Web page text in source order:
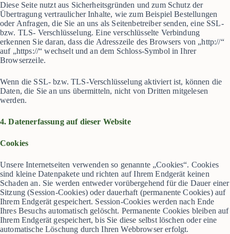
Diese Seite nutzt aus Sicherheitsgründen und zum Schutz der
Übertragung vertraulicher Inhalte, wie zum Beispiel Bestellungen
oder Anfragen, die Sie an uns als Seitenbetreiber senden, eine SSL-
bzw. TLS- Verschlüsselung. Eine verschlüsselte Verbindung
erkennen Sie daran, dass die Adresszeile des Browsers von „http://“
auf „https://“ wechselt und an dem Schloss-Symbol in Ihrer
Browserzeile.
Wenn die SSL- bzw. TLS-Verschlüsselung aktiviert ist, können die
Daten, die Sie an uns übermitteln, nicht von Dritten mitgelesen
werden.
4. Datenerfassung auf dieser Website
Cookies
Unsere Internetseiten verwenden so genannte „Cookies“. Cookies
sind kleine Datenpakete und richten auf Ihrem Endgerät keinen
Schaden an. Sie werden entweder vorübergehend für die Dauer einer
Sitzung (Session-Cookies) oder dauerhaft (permanente Cookies) auf
Ihrem Endgerät gespeichert. Session-Cookies werden nach Ende
Ihres Besuchs automatisch gelöscht. Permanente Cookies bleiben auf
Ihrem Endgerät gespeichert, bis Sie diese selbst löschen oder eine
automatische Löschung durch Ihren Webbrowser erfolgt.